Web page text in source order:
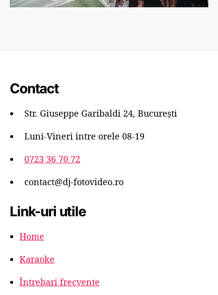
Contact
Str. Giuseppe Garibaldi 24, București
Luni-Vineri intre orele 08-19
0723 36 70 72
contact@dj-fotovideo.ro
Link-uri utile
Home
Karaoke
Întrebari frecvente